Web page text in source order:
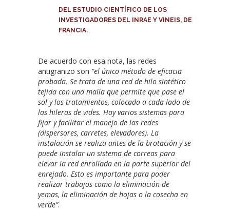
DEL ESTUDIO CIENTÍFICO DE LOS
INVESTIGADORES DEL INRAE Y VINEIS, DE
FRANCIA.
De acuerdo con esa nota, las redes
antigranizo son “el único método de eficacia
probada. Se trata de una red de hilo sintético
tejida con una malla que permite que pase el
sol y los tratamientos, colocada a cada lado de
las hileras de vides. Hay varios sistemas para
fijar y facilitar el manejo de las redes
(dispersores, carretes, elevadores). La
instalación se realiza antes de la brotación y se
puede instalar un sistema de correas para
elevar la red enrollada en la parte superior del
enrejado. Esto es importante para poder
realizar trabajos como la eliminación de
yemas, la eliminación de hojas o la cosecha en
verde”.